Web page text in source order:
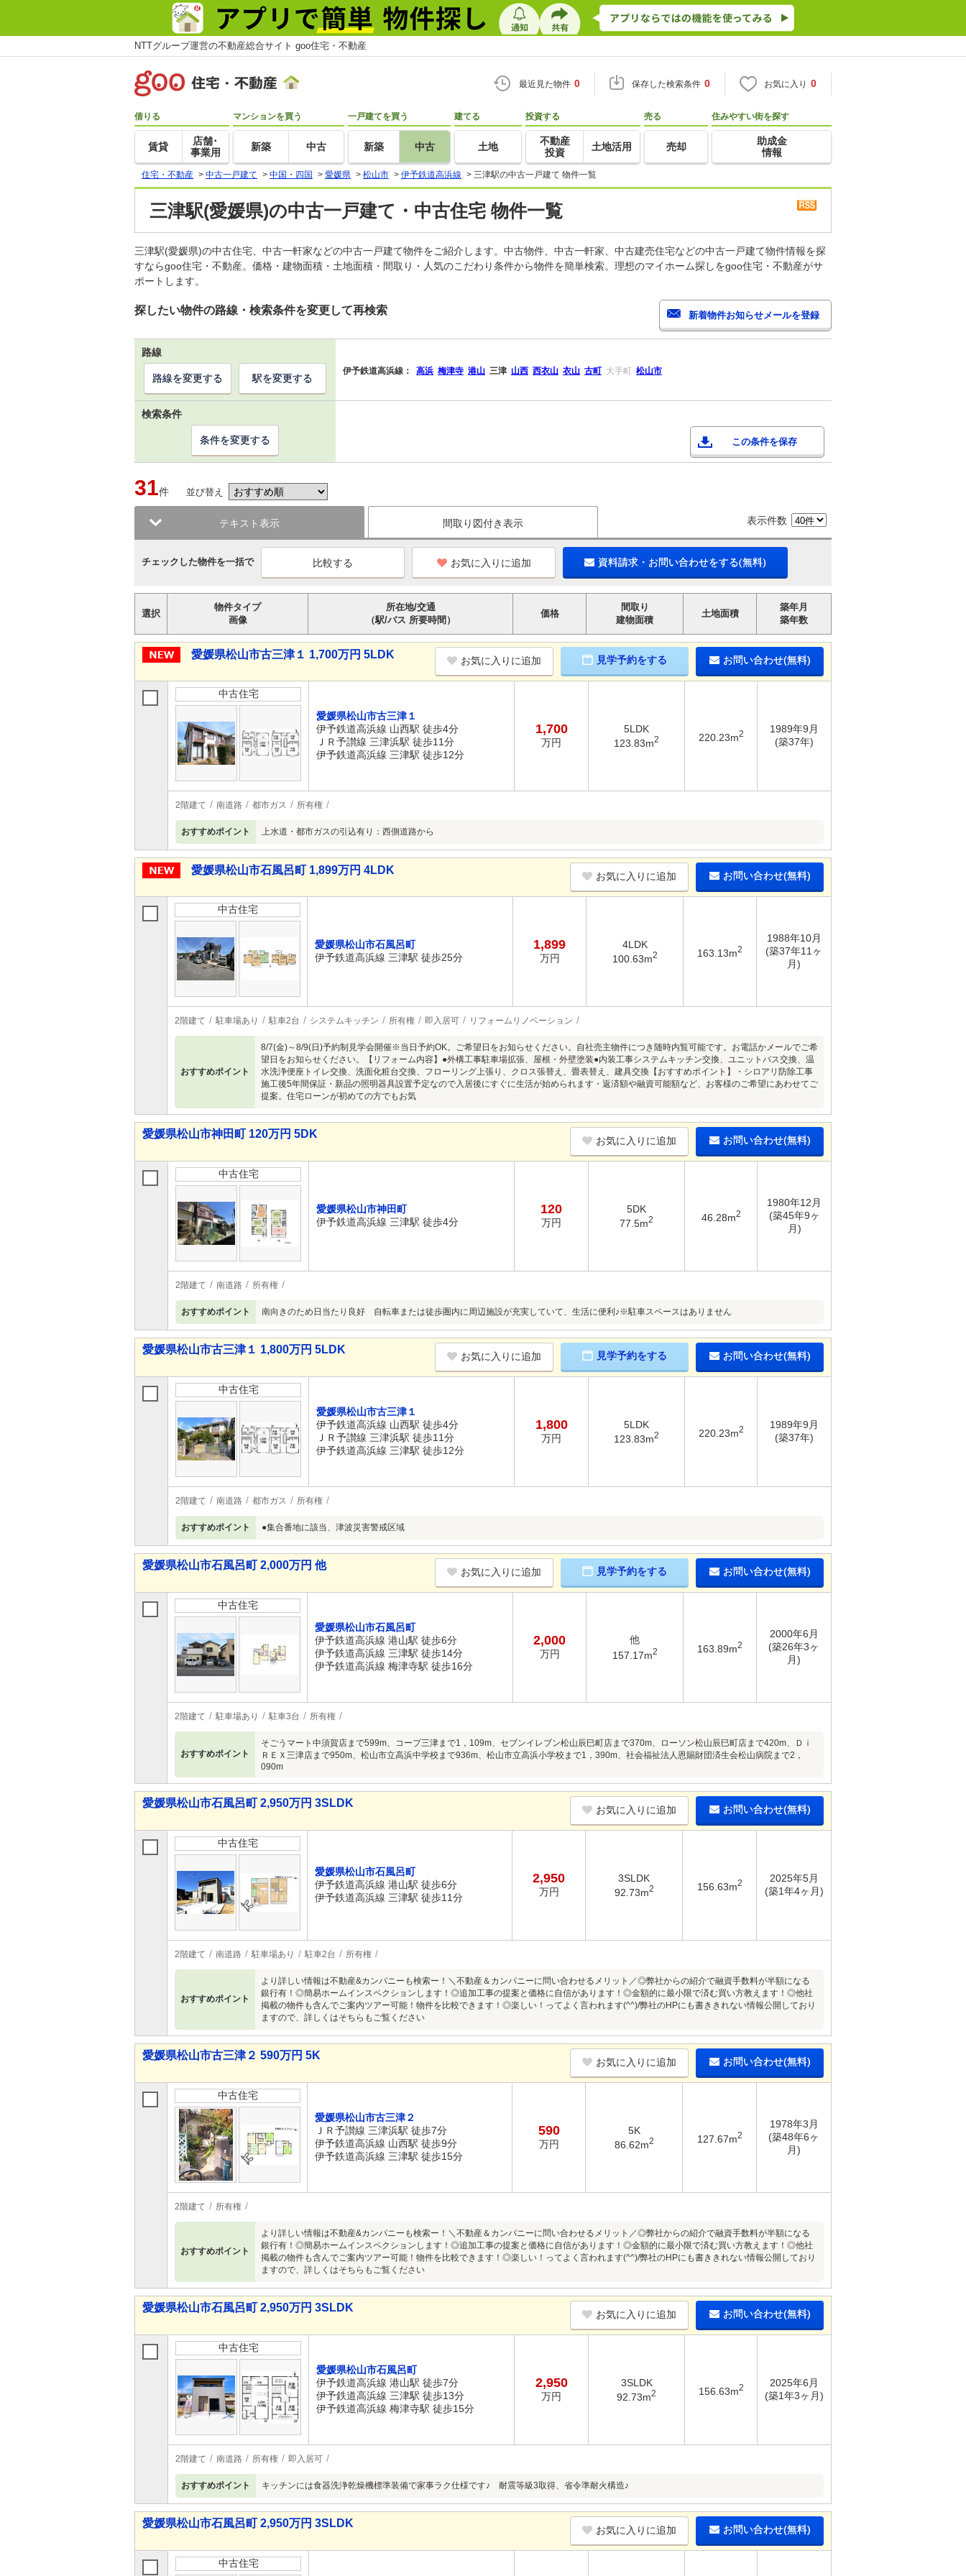
NTTグループ運営の不動産総合サイト goo住宅・不動産
最近見た物件 0 保存した検索条件 0 お気に入り 0
借りる
賃貸
店舗･
事業用
マンションを買う
新築 中古
一戸建てを買う
新築 中古
建てる
土地
投資する
不動産
投資
土地活用
売る
売却
住みやすい街を探す
助成金
情報
住宅・不動産 > 中古一戸建て > 中国・四国 > 愛媛県 > 松山市 > 伊予鉄道高浜線 > 三津駅の中古一戸建て 物件一覧
三津駅(愛媛県)の中古一戸建て・中古住宅 物件一覧
三津駅(愛媛県)の中古住宅、中古一軒家などの中古一戸建て物件をご紹介します。中古物件、中古一軒家、中古建売住宅などの中古一戸建て物件情報を探
すならgoo住宅・不動産。価格・建物面積・土地面積・間取り・人気のこだわり条件から物件を簡単検索。理想のマイホーム探しをgoo住宅・不動産がサ
ポートします。
探したい物件の路線・検索条件を変更して再検索
路線
伊予鉄道高浜線： 高浜 梅津寺 港山 三津 山西 西衣山 衣山 古町 大手町 松山市
路線を変更する 駅を変更する
検索条件
この条件を保存
条件を変更する
31件 並び替え
テキスト表示 間取り図付き表示 表示件数
チェックした物件を一括で お気に入りに追加 資料請求・お問い合わせをする(無料)
選択
物件タイプ
画像
所在地/交通
（駅/バス 所要時間）
価格
間取り
建物面積
土地面積
築年月
築年数
愛媛県松山市古三津１ 1,700万円 5LDK お気に入りに追加 見学予約をする お問い合わせ(無料)
中古住宅
愛媛県松山市古三津１
伊予鉄道高浜線 山西駅 徒歩4分
ＪＲ予讃線 三津浜駅 徒歩11分
伊予鉄道高浜線 三津駅 徒歩12分
1,700
万円
5LDK
123.83m2 220.23m2
1989年9月
(築37年)
2階建て 南道路 都市ガス 所有権
おすすめポイント 上水道・都市ガスの引込有り：西側道路から
愛媛県松山市石風呂町 1,899万円 4LDK お気に入りに追加 お問い合わせ(無料)
中古住宅
愛媛県松山市石風呂町
伊予鉄道高浜線 三津駅 徒歩25分
1,899
万円
4LDK
100.63m2 163.13m2
1988年10月
(築37年11ヶ
月)
2階建て 駐車場あり 駐車2台 システムキッチン 所有権 即入居可 リフォームリノベーション
おすすめポイント
8/7(金)～8/9(日)予約制見学会開催※当日予約OK。ご希望日をお知らせください。自社売主物件につき随時内覧可能です。お電話かメールでご希
望日をお知らせください。【リフォーム内容】●外構工事駐車場拡張、屋根・外壁塗装●内装工事システムキッチン交換、ユニットバス交換、温
水洗浄便座トイレ交換、洗面化粧台交換、フローリング上張り、クロス張替え、畳表替え、建具交換【おすすめポイント】・シロアリ防除工事
施工後5年間保証・新品の照明器具設置予定なので入居後にすぐに生活が始められます・返済額や融資可能額など、お客様のご希望にあわせてご
提案。住宅ローンが初めての方でもお気
愛媛県松山市神田町 120万円 5DK
お気に入りに追加 お問い合わせ(無料)
中古住宅
愛媛県松山市神田町
伊予鉄道高浜線 三津駅 徒歩4分
120
万円
5DK
77.5m2 46.28m2
1980年12月
(築45年9ヶ
月)
2階建て 南道路 所有権
おすすめポイント 南向きのため日当たり良好 自転車または徒歩圏内に周辺施設が充実していて、生活に便利♪※駐車スペースはありません
愛媛県松山市古三津１ 1,800万円 5LDK
お気に入りに追加 見学予約をする お問い合わせ(無料)
中古住宅
愛媛県松山市古三津１
伊予鉄道高浜線 山西駅 徒歩4分
ＪＲ予讃線 三津浜駅 徒歩11分
伊予鉄道高浜線 三津駅 徒歩12分
1,800
万円
5LDK
123.83m2 220.23m2
1989年9月
(築37年)
2階建て 南道路 都市ガス 所有権
おすすめポイント ●集合番地に該当、津波災害警戒区域
愛媛県松山市石風呂町 2,000万円 他
お気に入りに追加 見学予約をする お問い合わせ(無料)
中古住宅
愛媛県松山市石風呂町
伊予鉄道高浜線 港山駅 徒歩6分
伊予鉄道高浜線 三津駅 徒歩14分
伊予鉄道高浜線 梅津寺駅 徒歩16分
2,000
万円
他
157.17m2 163.89m2
2000年6月
(築26年3ヶ
月)
2階建て 駐車場あり 駐車3台 所有権
おすすめポイント
そごうマート中須賀店まで599m、コープ三津まで1，109m、セブンイレブン松山辰巳町店まで370m、ローソン松山辰巳町店まで420m、Ｄｉ
ＲＥＸ三津店まで950m、松山市立高浜中学校まで936m、松山市立高浜小学校まで1，390m、社会福祉法人恩賜財団済生会松山病院まで2，
090m
愛媛県松山市石風呂町 2,950万円 3SLDK
お気に入りに追加 お問い合わせ(無料)
中古住宅
愛媛県松山市石風呂町
伊予鉄道高浜線 港山駅 徒歩6分
伊予鉄道高浜線 三津駅 徒歩11分
2,950
万円
3SLDK
92.73m2 156.63m2
2025年5月
(築1年4ヶ月)
2階建て 南道路 駐車場あり 駐車2台 所有権
おすすめポイント
より詳しい情報は不動産&カンパニーも検索ー！＼不動産＆カンパニーに問い合わせるメリット／◎弊社からの紹介で融資手数料が半額になる
銀行有！◎簡易ホームインスペクションします！◎追加工事の提案と価格に自信があります！◎金額的に最小限で済む買い方教えます！◎他社
掲載の物件も含んでご案内ツアー可能！物件を比較できます！◎楽しい！ってよく言われます(^^)/弊社のHPにも書ききれない情報公開しており
ますので、詳しくはそちらもご覧ください
愛媛県松山市古三津２ 590万円 5K
お気に入りに追加 お問い合わせ(無料)
中古住宅
愛媛県松山市古三津２
ＪＲ予讃線 三津浜駅 徒歩7分
伊予鉄道高浜線 山西駅 徒歩9分
伊予鉄道高浜線 三津駅 徒歩15分
590
万円
5K
86.62m2 127.67m2
1978年3月
(築48年6ヶ
月)
2階建て 所有権
おすすめポイント
より詳しい情報は不動産&カンパニーも検索ー！＼不動産＆カンパニーに問い合わせるメリット／◎弊社からの紹介で融資手数料が半額になる
銀行有！◎簡易ホームインスペクションします！◎追加工事の提案と価格に自信があります！◎金額的に最小限で済む買い方教えます！◎他社
掲載の物件も含んでご案内ツアー可能！物件を比較できます！◎楽しい！ってよく言われます(^^)/弊社のHPにも書ききれない情報公開しており
ますので、詳しくはそちらもご覧ください
愛媛県松山市石風呂町 2,950万円 3SLDK
お気に入りに追加 お問い合わせ(無料)
中古住宅
愛媛県松山市石風呂町
伊予鉄道高浜線 港山駅 徒歩7分
伊予鉄道高浜線 三津駅 徒歩13分
伊予鉄道高浜線 梅津寺駅 徒歩15分
2,950
万円
3SLDK
92.73m2 156.63m2
2025年6月
(築1年3ヶ月)
2階建て 南道路 所有権 即入居可
おすすめポイント キッチンには食器洗浄乾燥機標準装備で家事ラク仕様です♪ 耐震等級3取得、省令準耐火構造♪
愛媛県松山市石風呂町 2,950万円 3SLDK
お気に入りに追加 お問い合わせ(無料)
中古住宅